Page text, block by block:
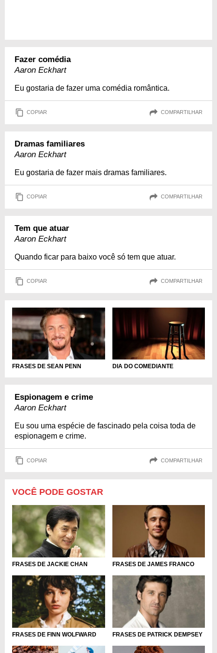
Fazer comédia
Aaron Eckhart
Eu gostaria de fazer uma comédia romântica.
COPIAR COMPARTILHAR
Dramas familiares
Aaron Eckhart
Eu gostaria de fazer mais dramas familiares.
COPIAR COMPARTILHAR
Tem que atuar
Aaron Eckhart
Quando ficar para baixo você só tem que atuar.
COPIAR COMPARTILHAR
FRASES DE SEAN PENN DIA DO COMEDIANTE
Espionagem e crime
Aaron Eckhart
Eu sou uma espécie de fascinado pela coisa toda de
espionagem e crime.
COPIAR COMPARTILHAR
VOCÊ PODE GOSTAR
FRASES DE JACKIE CHAN FRASES DE JAMES FRANCO
FRASES DE FINN WOLFWARD FRASES DE PATRICK DEMPSEY